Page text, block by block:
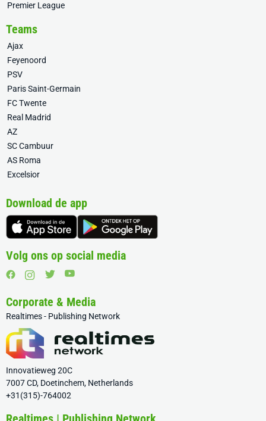
Premier League
Teams
Ajax
Feyenoord
PSV
Paris Saint-Germain
FC Twente
Real Madrid
AZ
SC Cambuur
AS Roma
Excelsior
Download de app
Volg ons op social media
Corporate & Media
Realtimes - Publishing Network
Innovatieweg 20C
7007 CD, Doetinchem, Netherlands
+31(315)-764002